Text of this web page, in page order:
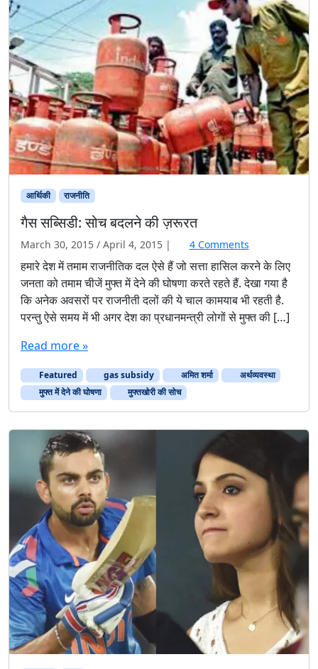
आर्थिकी राजनीति
गैस सब्सिडी: सोच बदलने की ज़रूरत
March 30, 2015 / April 4, 2015 | 4 Commentso
गै
स
स
ब्सि
च
ज़
हमारे देश में तमाम राजनीतिक दल ऐसे हैं जो सत्ता हासिल करने के लिए
जनता को तमाम चीजें मुफ्त में देने की घोषणा करते रहते हैं. देखा गया है
कि अनेक अवसरों पर राजनीती दलों की ये चाल कामयाब भी रहती है.
परन्तु ऐसे समय में भी अगर देश का प्रधानमन्त्री लोगों से मुफ्त की […]
Read more »
Featured gas subsidy अमित शर्मा
अर्थव्यवस्था
मुफ्त में देने की घोषणा
मुफ्तखोरी की सोच